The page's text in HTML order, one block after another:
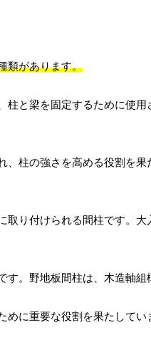
類があります。
柱と梁を固定するために使
柱の強さを高める役割を
り付けられる間柱です。
。野地板間柱は、木造軸組
に重要な役割を果たしてい